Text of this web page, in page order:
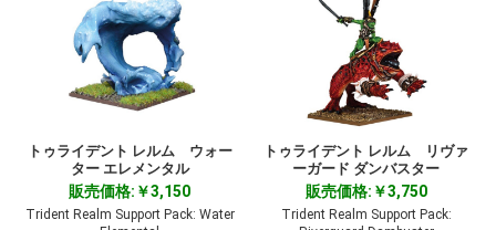
トゥライデント レルム ウォー
ター エレメンタル
販売価格:￥3,150
Trident Realm Support Pack: Water
トゥライデント レルム リヴァ
ーガード ダンバスター
販売価格:￥3,750
Trident Realm Support Pack: